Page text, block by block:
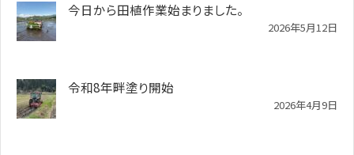
今日から田植作業始まりました。
2026年5月12日
令和8年畔塗り開始
2026年4月9日